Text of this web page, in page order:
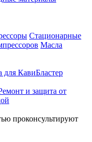
Стационарные
Масла
для КавиБластер
и защита от
проконсультируют